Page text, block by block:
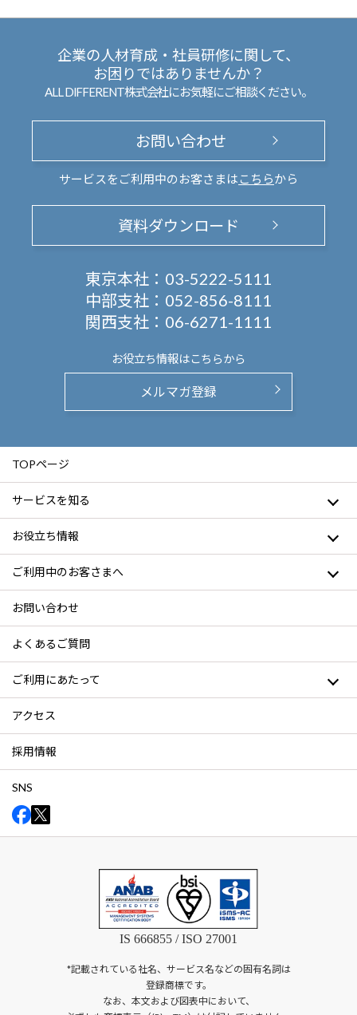
企業の人材育成・社員研修に関して、
お困りではありませんか？
ALL DIFFERENT株式会社にお気軽にご相談ください。
お問い合わせ
サービスをご利用中のお客さまは こちらから
資料ダウンロード
東京本社： 03-5222-5111
中部支社： 052-856-8111
関西支社： 06-6271-1111
お役立ち情報はこちらから
メルマガ登録
TOPページ
サービスを知る
お役立ち情報
ご利用中のお客さまへ
お問い合わせ
よくあるご質問
ご利用にあたって
アクセス
採用情報
SNS
IS 666855 / ISO 27001
*記載されている社名、サービス名などの固有名詞は
登録商標です。
なお、本文および図表中において、